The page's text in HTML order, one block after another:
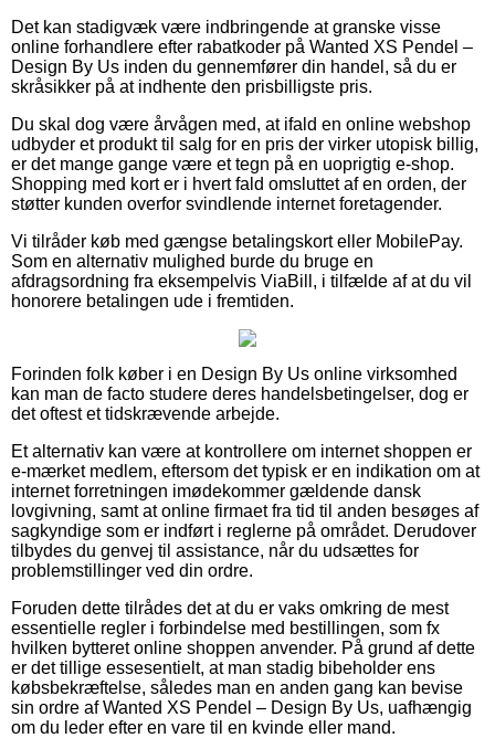
Det kan stadigvæk være indbringende at granske visse
online forhandlere efter rabatkoder på Wanted XS Pendel –
Design By Us inden du gennemfører din handel, så du er
skråsikker på at indhente den prisbilligste pris.
Du skal dog være årvågen med, at ifald en online webshop
udbyder et produkt til salg for en pris der virker utopisk billig,
er det mange gange være et tegn på en uoprigtig e-shop.
Shopping med kort er i hvert fald omsluttet af en orden, der
støtter kunden overfor svindlende internet foretagender.
Vi tilråder køb med gængse betalingskort eller MobilePay.
Som en alternativ mulighed burde du bruge en
afdragsordning fra eksempelvis ViaBill, i tilfælde af at du vil
honorere betalingen ude i fremtiden.
Forinden folk køber i en Design By Us online virksomhed
kan man de facto studere deres handelsbetingelser, dog er
det oftest et tidskrævende arbejde.
Et alternativ kan være at kontrollere om internet shoppen er
e-mærket medlem, eftersom det typisk er en indikation om at
internet forretningen imødekommer gældende dansk
lovgivning, samt at online firmaet fra tid til anden besøges af
sagkyndige som er indført i reglerne på området. Derudover
tilbydes du genvej til assistance, når du udsættes for
problemstillinger ved din ordre.
Foruden dette tilrådes det at du er vaks omkring de mest
essentielle regler i forbindelse med bestillingen, som fx
hvilken bytteret online shoppen anvender. På grund af dette
er det tillige essesentielt, at man stadig bibeholder ens
købsbekræftelse, således man en anden gang kan bevise
sin ordre af Wanted XS Pendel – Design By Us, uafhængig
om du leder efter en vare til en kvinde eller mand.